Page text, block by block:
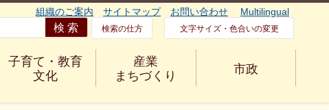
組織のご案内 サイトマップ お問い合わせ Multilingual
検索の仕方 文字サイズ・色合いの変更
子育て・教育
文化
産業
まちづくり
市政